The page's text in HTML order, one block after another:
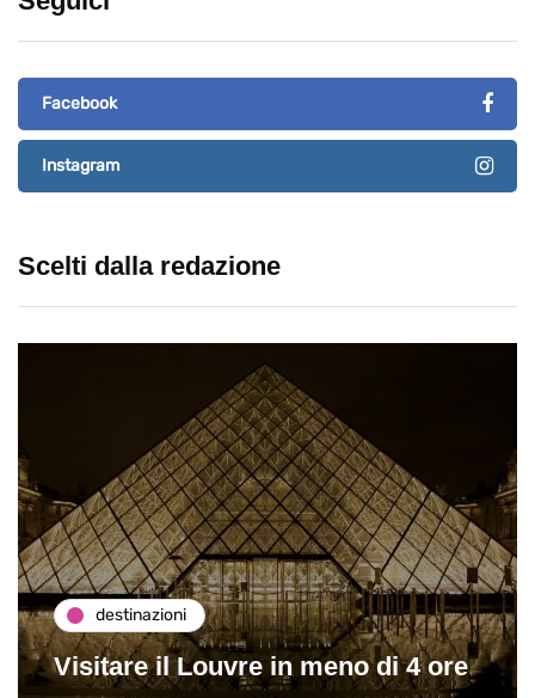
Facebook
Instagram
Scelti dalla redazione
destinazioni
Visitare il Louvre in meno di 4 ore